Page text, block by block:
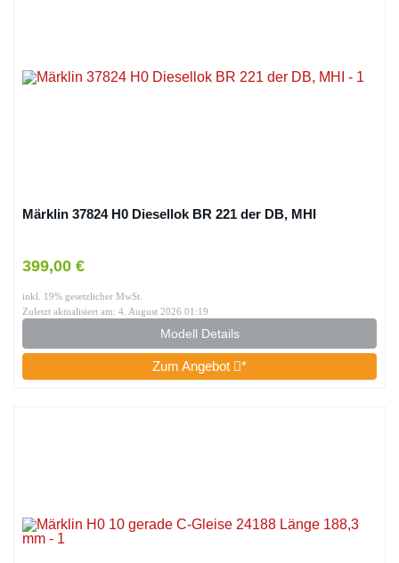
Märklin 37824 H0 Diesellok BR 221 der DB, MHI
399,00 €
inkl. 19% gesetzlicher MwSt.
Zuletzt aktualisiert am: 4. August 2026 01:19
Modell Details
Zum Angebot *